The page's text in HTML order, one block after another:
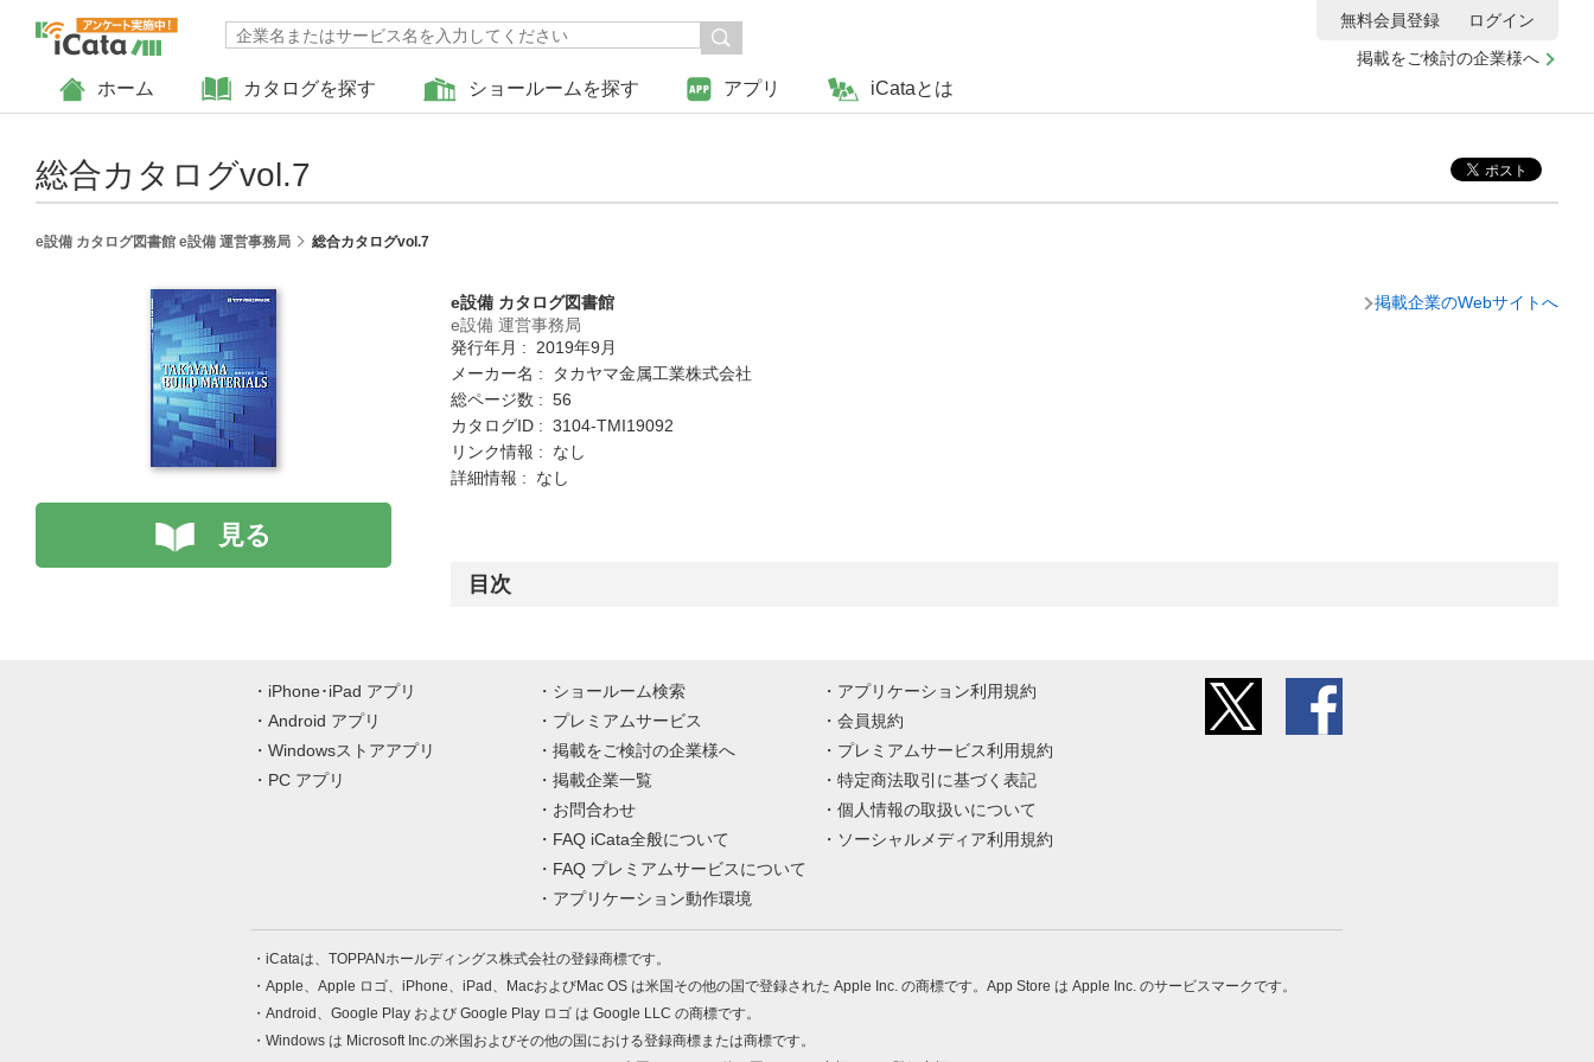
ホーム カタログを探す ショールームを探す アプリ iCataとは
掲載をご検討の企業様へ
無料会員登録 ログイン
総合カタログvol.7
e設備 カタログ図書館 e設備 運営事務局 総合カタログvol.7
見る
e設備 カタログ図書館
e設備 運営事務局
発行年月 : 2019年9月
メーカー名 : タカヤマ金属工業株式会社
総ページ数 : 56
カタログID : 3104-TMI19092
リンク情報 : なし
詳細情報 : なし
掲載企業のWebサイトへ
目次
iPhone･iPad アプリ
Android アプリ
Windowsストアアプリ
PC アプリ
ショールーム検索
プレミアムサービス
掲載をご検討の企業様へ
掲載企業一覧
お問合わせ
FAQ iCata全般について
FAQ プレミアムサービスについて
アプリケーション動作環境
アプリケーション利用規約
会員規約
プレミアムサービス利用規約
特定商法取引に基づく表記
個人情報の取扱いについて
ソーシャルメディア利用規約
iCataは、TOPPANホールディングス株式会社の登録商標です。
Apple、Apple ロゴ、iPhone、iPad、MacおよびMac OS は米国その他の国で登録された Apple Inc. の商標です。App Store は Apple Inc. のサービスマークです。
Android、Google Play および Google Play ロゴ は Google LLC の商標です。
Windows は Microsoft Inc.の米国およびその他の国における登録商標または商標です。